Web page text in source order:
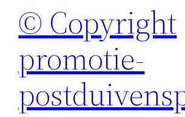
© Copyright
promotie-